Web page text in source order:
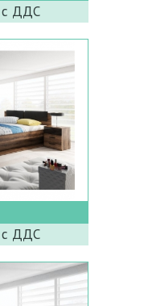
с ДДС
с ДДС